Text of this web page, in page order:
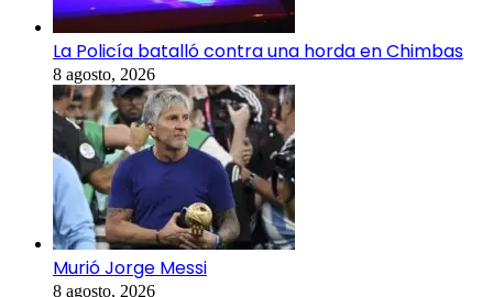
La Policía batalló contra una horda en Chimbas
8 agosto, 2026
Murió Jorge Messi
8 agosto, 2026